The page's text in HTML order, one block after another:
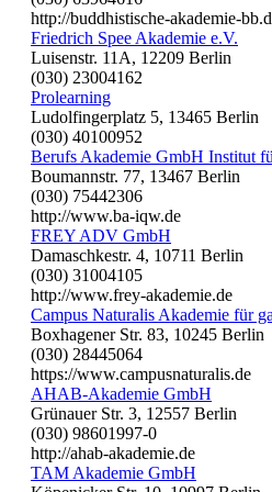
http://buddhistische-akademie-
Friedrich Spee Akademie e.V.
Luisenstr. 11A, 12209 Berlin
(030) 23004162
Prolearning
Ludolfingerplatz 5, 13465 Berlin
(030) 40100952
Berufs Akademie GmbH Institut
Boumannstr. 77, 13467 Berlin
(030) 75442306
http://www.ba-iqw.de
FREY ADV GmbH
Damaschkestr. 4, 10711 Berlin
(030) 31004105
http://www.frey-akademie.de
Campus Naturalis Akademie für
Boxhagener Str. 83, 10245 Berlin
(030) 28445064
https://www.campusnaturalis.de
AHAB-Akademie GmbH
Grünauer Str. 3, 12557 Berlin
(030) 98601997-0
http://ahab-akademie.de
TAM Akademie GmbH